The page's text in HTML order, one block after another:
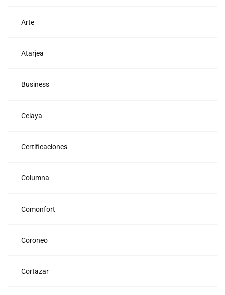
Arte
Atarjea
Business
Celaya
Certificaciones
Columna
Comonfort
Coroneo
Cortazar